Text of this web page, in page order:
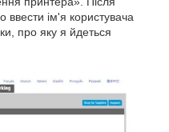
ім'я користувача
про яку я йдеться